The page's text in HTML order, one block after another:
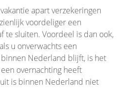
apart verzekeringen
voordeliger een
te sluiten. Voordeel is dan ook,
u onverwachts een
Nederland blijft, is het
overnachting heeft
is binnen Nederland niet